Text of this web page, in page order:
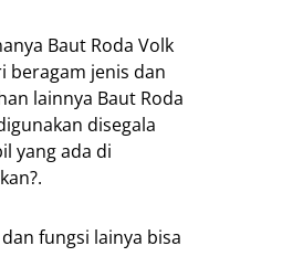
Baut Roda Volk
beragam jenis dan
lainnya Baut Roda
disegala
yang ada di
fungsi lainya bisa